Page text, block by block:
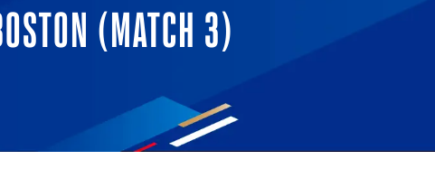
(MATCH 3)